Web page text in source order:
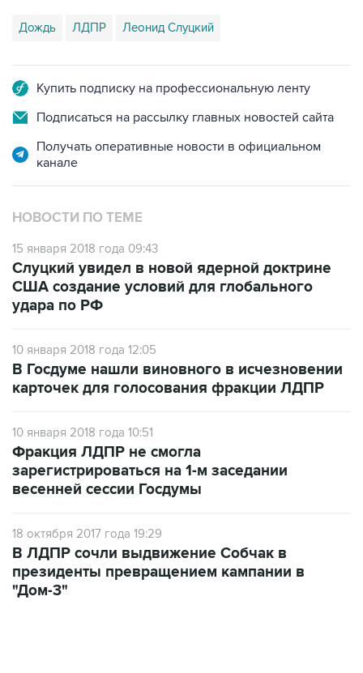
Дождь ЛДПР Леонид Слуцкий
Купить подписку на профессиональную ленту
Подписаться на рассылку главных новостей сайта
Получать оперативные новости в официальном
канале
НОВОСТИ ПО ТЕМЕ
15 января 2018 года 09:43
Слуцкий увидел в новой ядерной доктрине
США создание условий для глобального
удара по РФ
10 января 2018 года 12:05
В Госдуме нашли виновного в исчезновении
карточек для голосования фракции ЛДПР
10 января 2018 года 10:51
Фракция ЛДПР не смогла
зарегистрироваться на 1-м заседании
весенней сессии Госдумы
18 октября 2017 года 19:29
В ЛДПР сочли выдвижение Собчак в
президенты превращением кампании в
"Дом-3"